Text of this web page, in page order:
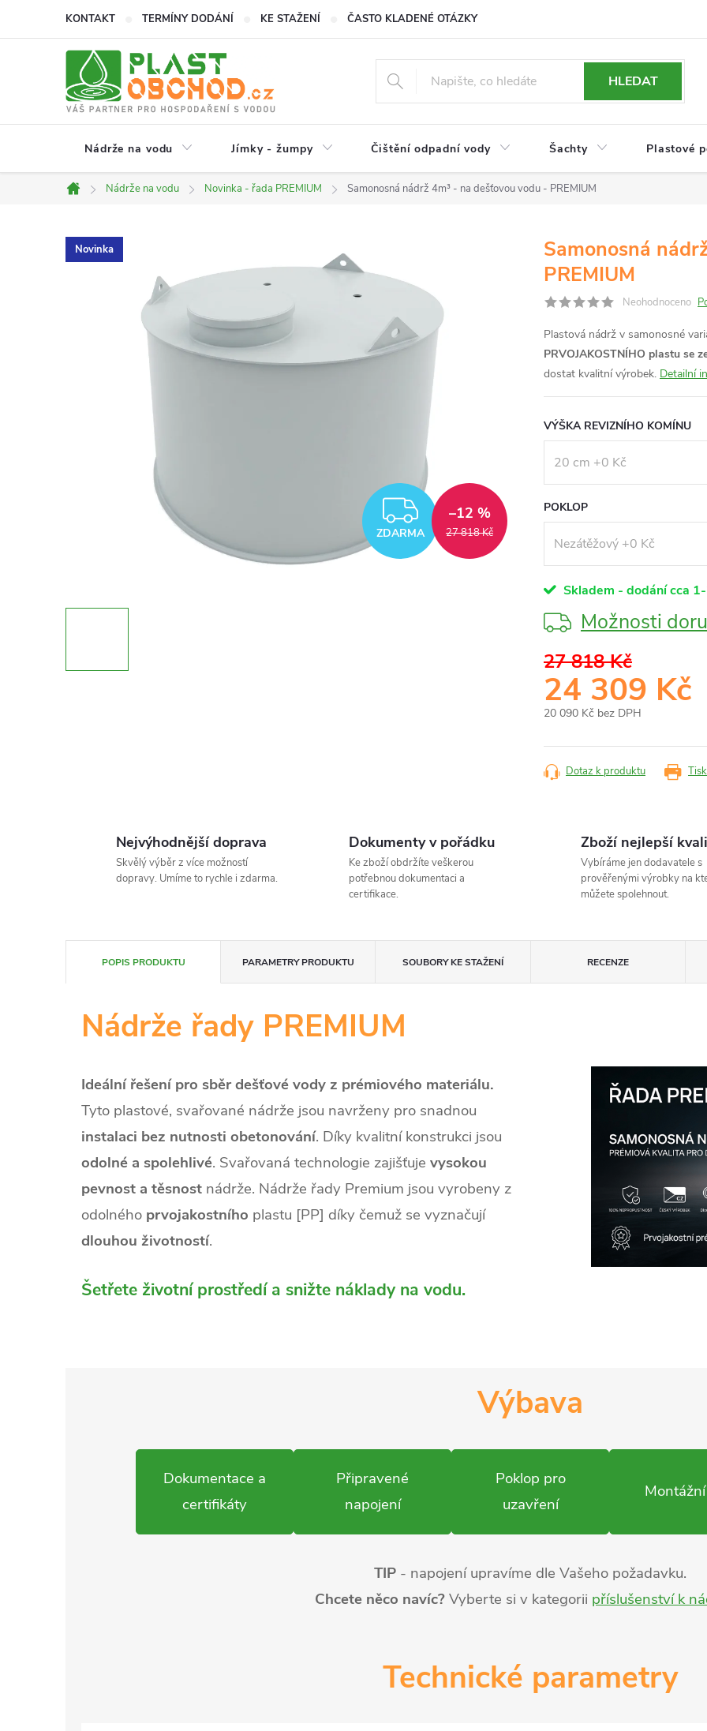
KONTAKT TERMÍNY DODÁNÍ KE STAŽENÍ ČASTO KLADENÉ OTÁZKY
HLEDAT
Nádrže na vodu Jímky - žumpy Čištění odpadní vody Šachty Plastové
Domů
Nádrže na vodu Novinka - řada PREMIUM Samonosná nádrž 4m³ - na dešťovou vodu - PREMIUM
Novinka
ZDARMA
ZDARMA 27 818 Kč
–12 %
Samonosná
PREMIUM
Neohodnoceno
Plastová nádrž v samonosné
PRVOJAKOSTNÍHO plastu se
dostat kvalitní výrobek. Detailní
VÝŠKA REVIZNÍHO KOMÍNU
POKLOP
Skladem - dodání cca
Možnosti
27 818 Kč
24 309 Kč
20 090 Kč bez DPH
cena:
Tisk
Dotaz k produktu
Nejvýhodnější doprava
Skvělý výběr z více možností
dopravy. Umíme to rychle i zdarma.
Dokumenty v pořádku
Ke zboží obdržíte veškerou
potřebnou dokumentaci a
certifikace.
Zboží nejlepší
Vybíráme jen dodavatele s
prověřenými výrobky na
můžete spolehnout.
POPIS PRODUKTU PARAMETRY PRODUKTU SOUBORY KE STAŽENÍ RECENZE
Nádrže řady PREMIUM
Ideální řešení pro sběr dešťové vody z prémiového materiálu.
Tyto plastové, svařované nádrže jsou navrženy pro snadnou
instalaci bez nutnosti obetonování. Díky kvalitní konstrukci jsou
odolné a spolehlivé. Svařovaná technologie zajišťuje vysokou
pevnost a těsnost nádrže. Nádrže řady Premium jsou vyrobeny z
odolného prvojakostního plastu [PP] díky čemuž se vyznačují
dlouhou životností.
Šetřete životní prostředí a snižte náklady na vodu.
Výbava
Dokumentace a
certifikáty
Připravené
napojení
Poklop pro
uzavření
TIP - napojení upravíme dle Vašeho požadavku.
Chcete něco navíc?Vyberte si v kategorii příslušenství k
Technické parametry